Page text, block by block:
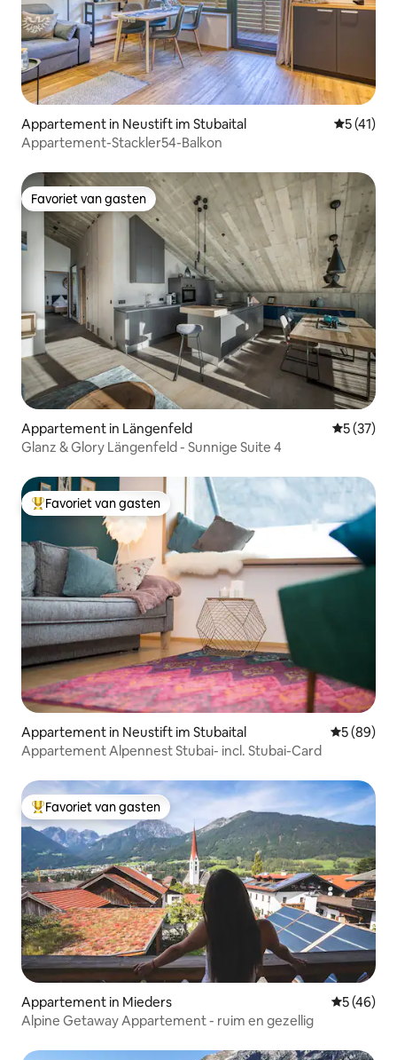
Appartement in Neustift im Stubaital
5 (41)
Appartement-Stackler54-Balkon
Favoriet van gasten
Favoriet van gasten
Appartement in Längenfeld
5 (37)
Glanz & Glory Längenfeld - Sunnige Suite 4
Topfavoriet van gasten
Favoriet van gasten
Appartement in Neustift im Stubaital
5 (89)
Appartement Alpennest Stubai- incl. Stubai-Card
Topfavoriet van gasten
Favoriet van gasten
Appartement in Mieders
5 (46)
Alpine Getaway Appartement - ruim en gezellig